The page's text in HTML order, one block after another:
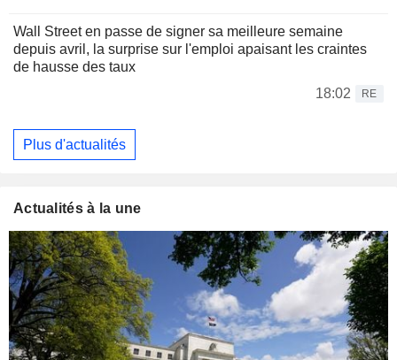
Wall Street en passe de signer sa meilleure semaine
depuis avril, la surprise sur l'emploi apaisant les craintes
de hausse des taux
18:02
RE
Plus d'actualités
Actualités à la une